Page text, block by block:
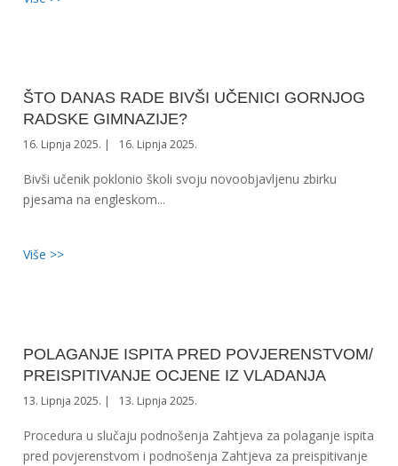
ŠTO DANAS RADE BIVŠI UČENICI GORNJOG
RADSKE GIMNAZIJE?
16. Lipnja 2025. 16. Lipnja 2025.
Bivši učenik poklonio školi svoju novoobjavljenu zbirku
pjesama na engleskom...
Više >>
POLAGANJE ISPITA PRED POVJERENSTVOM/
PREISPITIVANJE OCJENE IZ VLADANJA
13. Lipnja 2025. 13. Lipnja 2025.
Procedura u slučaju podnošenja Zahtjeva za polaganje ispita
pred povjerenstvom i podnošenja Zahtjeva za preispitivanje